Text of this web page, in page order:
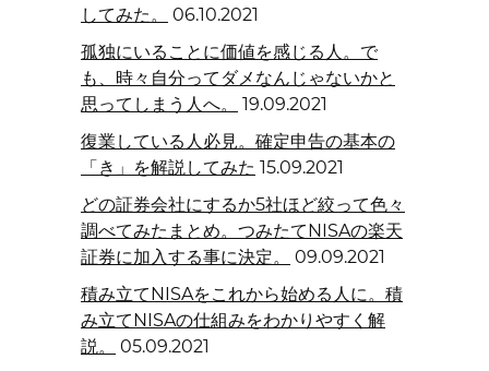
してみた。
06.10.2021
孤独にいることに価値を感じる人。で
も、時々自分ってダメなんじゃないかと
思ってしまう人へ。
19.09.2021
復業している人必見。確定申告の基本の
「き」を解説してみた 15.09.2021
どの証券会社にするか5社ほど絞って色々
調べてみたまとめ。つみたてNISAの楽天
証券に加入する事に決定。
09.09.2021
積み立てNISAをこれから始める人に。積
み立てNISAの仕組みをわかりやすく解
説。
05.09.2021